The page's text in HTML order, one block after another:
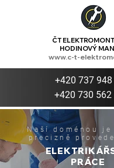
ČT
HODINOVÝ
www.c-t-
+420 737 948
+420 730 562
Naší doménou
precizně
PRÁCE